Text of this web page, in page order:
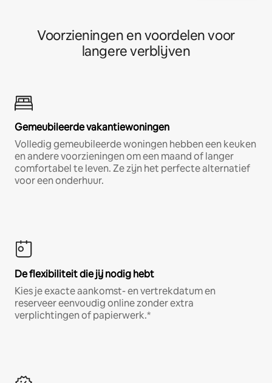
Voorzieningen en voordelen voor
langere verblijven
Gemeubileerde vakantiewoningen
Volledig gemeubileerde woningen hebben een keuken
en andere voorzieningen om een maand of langer
comfortabel te leven. Ze zijn het perfecte alternatief
voor een onderhuur.
De flexibiliteit die jij nodig hebt
Kies je exacte aankomst- en vertrekdatum en
reserveer eenvoudig online zonder extra
verplichtingen of papierwerk.*